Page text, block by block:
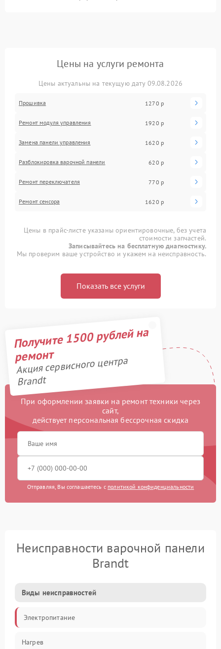
Цены на услуги ремонта
Цены актуальны на текущую дату 09.08.2026
Прошивка 1270 р
Ремонт модуля управления 1920 р
Замена панели управления 1620 р
Разблокировка варочной панели 620 р
Ремонт переключателя 770 р
Ремонт сенсора 1620 р
Цены в прайс-листе указаны ориентировочные, без учета
стоимости запчастей.
Записывайтесь на бесплатную диагностику.
Мы проверим ваше устройство и укажем на неисправность.
Показать все услуги
Получите 1500 рублей на
ремонт
Акция сервисного центра
Brandt
При оформлении заявки на ремонт техники через
сайт,
действует персональная бессрочная скидка
Отправляя, Вы соглашаетесь с политикой конфиденциальности
Неисправности варочной панели
Brandt
Виды неисправностей
Электропитание
Нагрев